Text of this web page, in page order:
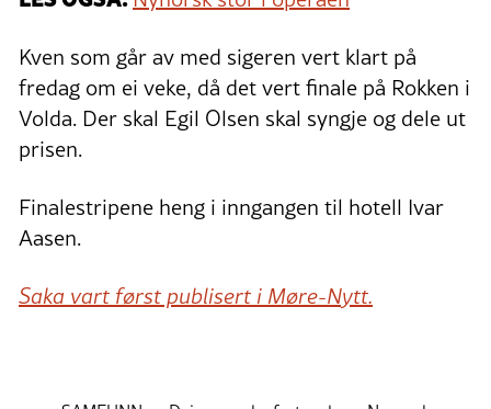
Kven som går av med sigeren vert klart på
fredag om ei veke, då det vert finale på Rokken i
Volda. Der skal Egil Olsen skal syngje og dele ut
prisen.
Finalestripene heng i inngangen til hotell Ivar
Aasen.
Saka vart først publisert i Møre-Nytt.